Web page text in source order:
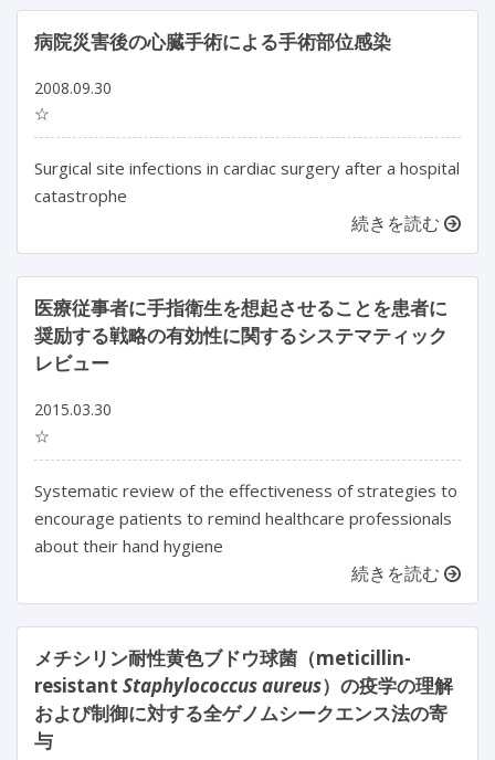
病院災害後の心臓手術による手術部位感染
2008.09.30
☆
Surgical site infections in cardiac surgery after a hospital
catastrophe
続きを読む
医療従事者に手指衛生を想起させることを患者に
奨励する戦略の有効性に関するシステマティック
レビュー
2015.03.30
☆
Systematic review of the effectiveness of strategies to
encourage patients to remind healthcare professionals
about their hand hygiene
続きを読む
メチシリン耐性黄色ブドウ球菌（meticillin-
resistant Staphylococcus aureus）の疫学の理解
および制御に対する全ゲノムシークエンス法の寄
与